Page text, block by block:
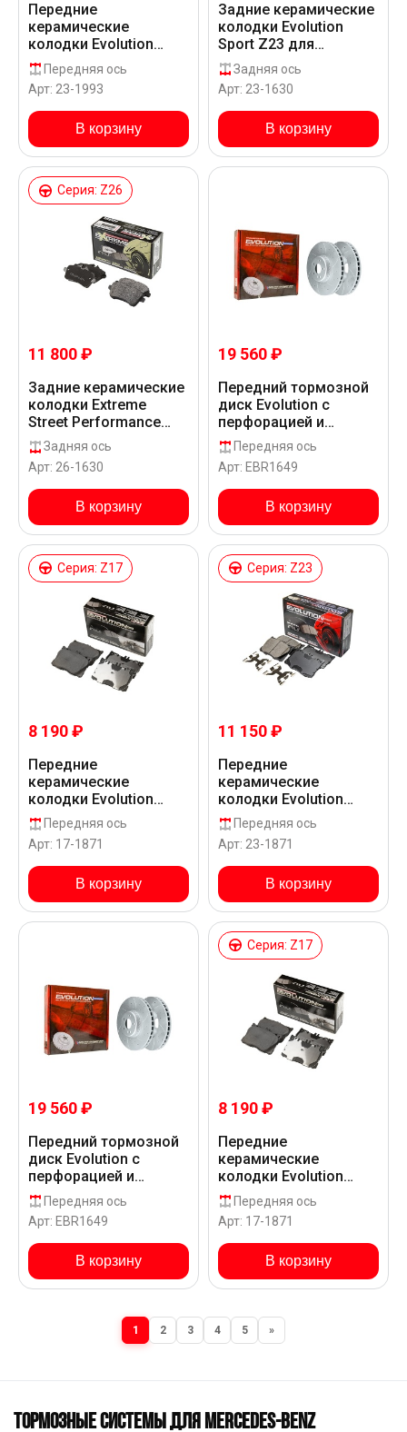
Передние
керамические
колодки Evolution
Sport Z23 для
Mercedes-Benz 119
CDI BLUETEC W447
Передняя ось
Арт: 23-1993
В корзину
Задние керамические
колодки Evolution
Sport Z23 для
Mercedes-Benz A 45
AMG W176
Задняя ось
Арт: 23-1630
В корзину
Серия: Z26
11 800 ₽
Задние керамические
колодки Extreme
Street Performance
Z26 для Mercedes-
Benz A 45 AMG W176
Задняя ось
Арт: 26-1630
В корзину
19 560 ₽
Передний тормозной
диск Evolution с
перфорацией и
насечками в покрытии
GEOMET для
Mercedes-Benz AMG E
43 W213
Передняя ось
Арт: EBR1649
В корзину
Серия: Z17
8 190 ₽
Передние
керамические
колодки Evolution
PLUS Z17 для
Mercedes-Benz AMG E
43 W213
Передняя ось
Арт: 17-1871
В корзину
Серия: Z23
11 150 ₽
Передние
керамические
колодки Evolution
Sport Z23 для
Mercedes-Benz AMG E
43 W213
Передняя ось
Арт: 23-1871
В корзину
19 560 ₽
Передний тормозной
диск Evolution с
перфорацией и
насечками в покрытии
GEOMET для
Mercedes-Benz AMG E
53 EQ BOOST W213
Передняя ось
Арт: EBR1649
В корзину
Серия: Z17
8 190 ₽
Передние
керамические
колодки Evolution
PLUS Z17 для
Mercedes-Benz AMG E
53 EQ BOOST W213
Передняя ось
Арт: 17-1871
В корзину
1 2 3 4 5 »
ТОРМОЗНЫЕ СИСТЕМЫ ДЛЯ MERCEDES-BENZ